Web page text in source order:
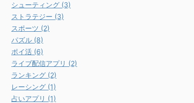
シューティング (3)
ストラテジー (3)
スポーツ (2)
パズル (8)
ポイ活 (6)
ライブ配信アプリ (2)
ランキング (2)
レーシング (1)
占いアプリ (1)